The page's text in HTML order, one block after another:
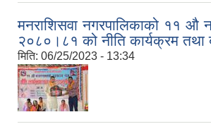
मनराशिसवा नगरपालिकाको ११ औ
२०८०।८१ को नीति कार्यक्रम तथा
मिति: 06/25/2023 - 13:34